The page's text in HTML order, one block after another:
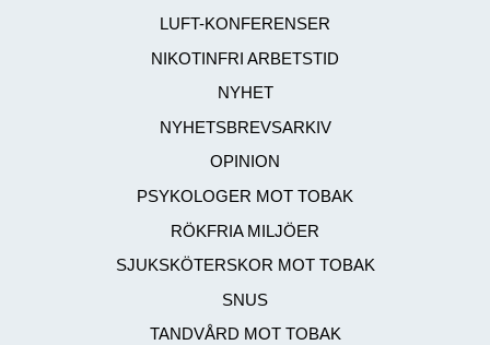
LUFT-KONFERENSER
NIKOTINFRI ARBETSTID
NYHET
NYHETSBREVSARKIV
OPINION
PSYKOLOGER MOT TOBAK
RÖKFRIA MILJÖER
SJUKSKÖTERSKOR MOT TOBAK
SNUS
TANDVÅRD MOT TOBAK